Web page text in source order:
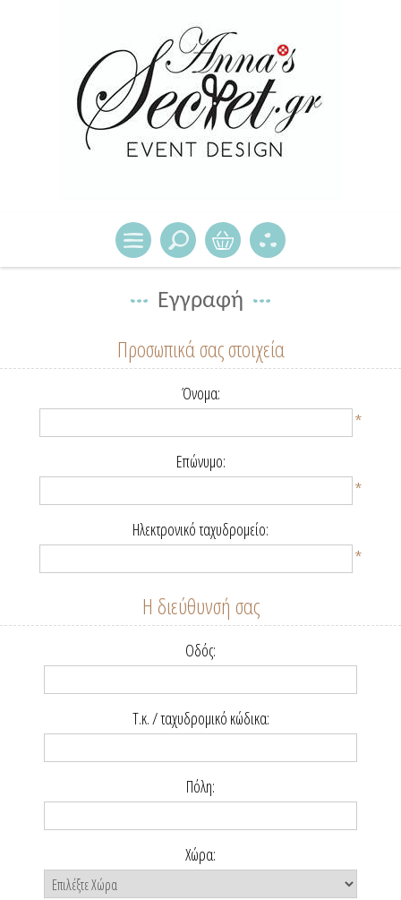
Εγγραφή
Προσωπικά σας στοιχεία
Όνομα:
*
Επώνυμο:
*
Ηλεκτρονικό ταχυδρομείο:
*
Η διεύθυνσή σας
Οδός:
Τ.κ. / ταχυδρομικό κώδικα:
Πόλη:
Χώρα: